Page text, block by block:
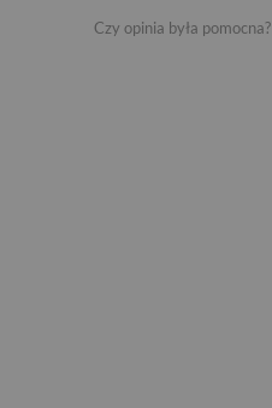
Czy opinia była pomocna?